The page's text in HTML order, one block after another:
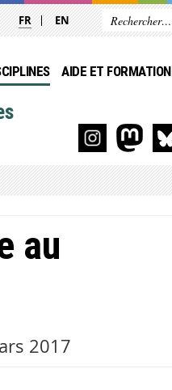
FR EN
AIDE ET FORMATION
au
2017